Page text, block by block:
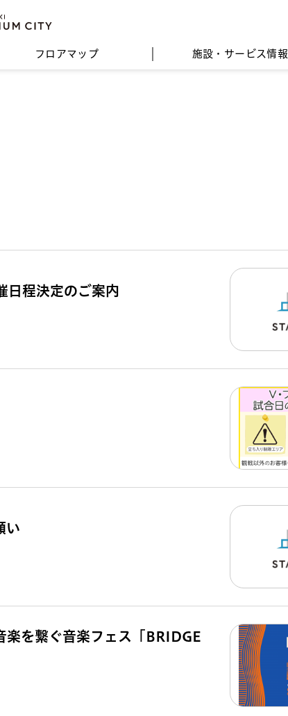
フロアマップ 施設・サービス情報
日程決定のご案内
い
楽を繋ぐ音楽フェス「BRIDGE